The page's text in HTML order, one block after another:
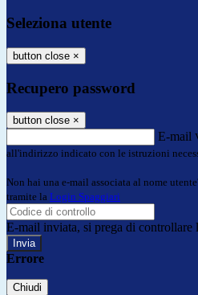
Seleziona utente
button close ×
Recupero password
button close ×
E-mail
all'indirizzo indicato con le istruzioni
Non hai una e-mail associata al nome
tramite la Login Spaggiari
E-mail inviata, si prega di controllare
Errore
Chiudi